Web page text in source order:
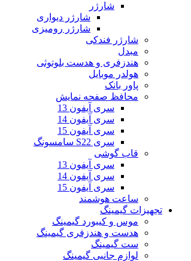
شارژر
شارژر دیواری
شارژر رومیزی
شارژر فندکی
مبدل
هندزفری و هدست بلوتوثی
هولدر موبایل
پاور بانک
محافظ صفحه نمایش
سری آیفون 13
سری آیفون 14
سری آیفون 15
سری S22 سامسونگ
قاب گوشی
سری آیفون 13
سری آیفون 14
سری آیفون 15
ساعت هوشمند
تجهیزات گیمینگ
موس و کیبورد گیمینگ
هدست و هندزفری گیمینگ
ست گیمینگ
لوازم جانبی گیمینگ